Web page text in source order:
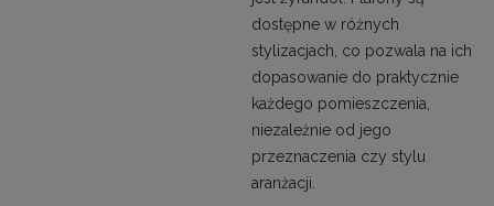
dostępne w różnych
stylizacjach, co pozwala na ich
dopasowanie do praktycznie
każdego pomieszczenia,
niezależnie od jego
przeznaczenia czy stylu
aranżacji.